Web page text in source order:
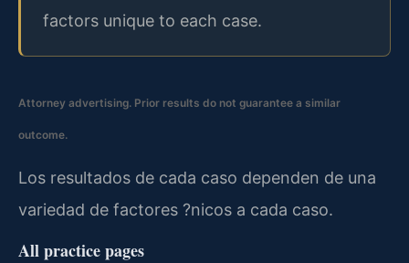
factors unique to each case.
Attorney advertising. Prior results do not guarantee a similar
outcome.
Los resultados de cada caso dependen de una
variedad de factores ?nicos a cada caso.
All practice pages